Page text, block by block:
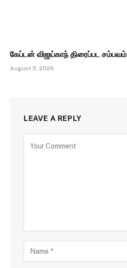
கேப்டன் விஜய்காந் திரைப்பட சம்பவம்
August 5, 2026
LEAVE A REPLY